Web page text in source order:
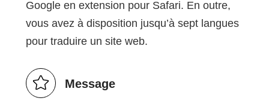
Google en extension pour Safari. En outre,
vous avez à disposition jusqu’à sept langues
pour traduire un site web.
Message